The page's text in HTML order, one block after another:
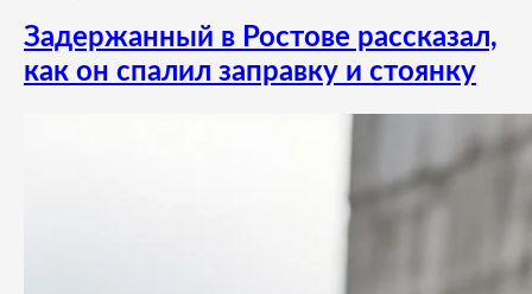
Задержанный в Ростове рассказал,
как он спалил заправку и стоянку